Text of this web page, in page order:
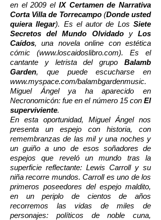
en el 2009 el IX Certamen de Narrativa
Corta Villa de Torrecampo(Donde usted
quiera llegar). Es el autor de LosSiete
Secretos del Mundo OlvidadoyLos
Caídos, una novela online con estética
cómic (www.loscaidoslibro.com). Es el
cantante y letrista del grupo Balamb
Garden, que puede escucharse en
www.myspace.com/balambgardenmusic.
Miguel Ángel ya ha aparecido en
Necronomicón: fue en el número 15 con El
superviviente.
En esta oportunidad, Miguel Ángel nos
presenta un espejo con historia, con
remembranzas de las mil y una noches y
un guiño a uno de esos soñadores de
espejos que reveló un mundo tras la
superficie reflectante: Lewis Carroll y su
niña recorre mundos. Carroll es uno de los
primeros poseedores del espejo maldito,
en un periplo de cientos de años
recorremos las vidas de miles de
personajes: políticos de noble cuna,